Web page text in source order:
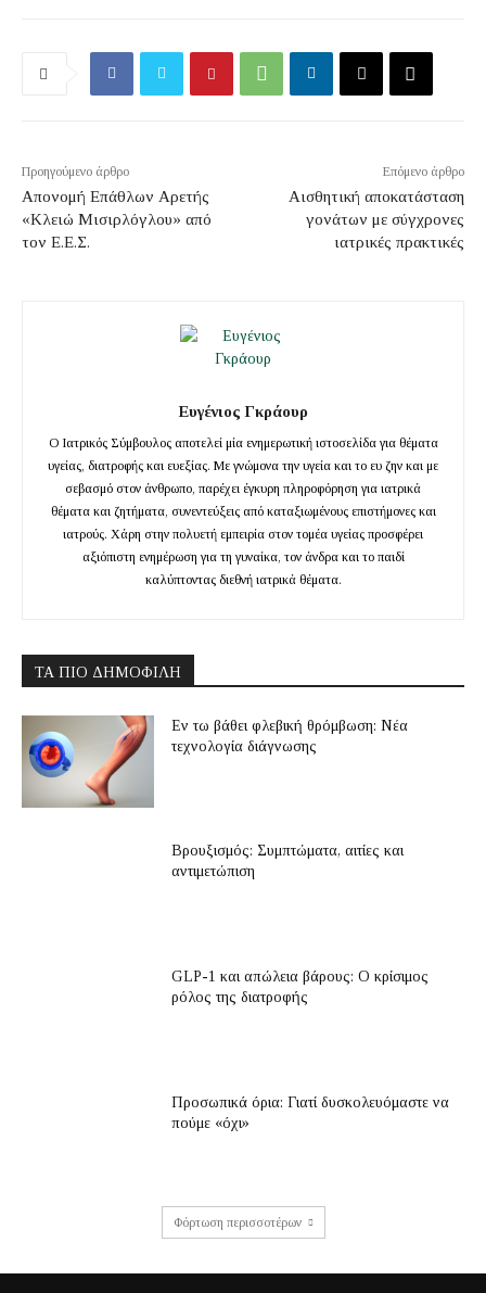
Προηγούμενο άρθρο
Απονομή Επάθλων Αρετής
«Κλειώ Μισιρλόγλου» από
τον Ε.Ε.Σ.
Επόμενο άρθρο
Αισθητική αποκατάσταση
γονάτων με σύγχρονες
ιατρικές πρακτικές
Ευγένιος Γκράουρ
Ο Ιατρικός Σύμβουλος αποτελεί μία ενημερωτική ιστοσελίδα για θέματα
υγείας, διατροφής και ευεξίας. Με γνώμονα την υγεία και το ευ ζην και με
σεβασμό στον άνθρωπο, παρέχει έγκυρη πληροφόρηση για ιατρικά
θέματα και ζητήματα, συνεντεύξεις από καταξιωμένους επιστήμονες και
ιατρούς. Χάρη στην πολυετή εμπειρία στον τομέα υγείας προσφέρει
αξιόπιστη ενημέρωση για τη γυναίκα, τον άνδρα και το παιδί
καλύπτοντας διεθνή ιατρικά θέματα.
ΤΑ ΠΙΟ ΔΗΜΟΦΙΛΉ
Εν τω βάθει φλεβική θρόμβωση: Νέα
τεχνολογία διάγνωσης
Βρουξισμός: Συμπτώματα, αιτίες και
αντιμετώπιση
GLP-1 και απώλεια βάρους: Ο κρίσιμος
ρόλος της διατροφής
Προσωπικά όρια: Γιατί δυσκολευόμαστε να
πούμε «όχι»
Φόρτωση περισσοτέρων